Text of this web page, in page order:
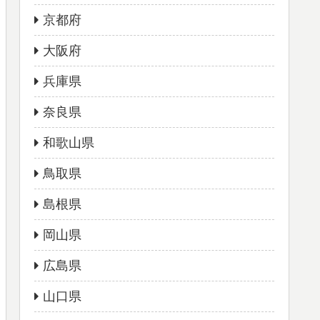
京都府
大阪府
兵庫県
奈良県
和歌山県
鳥取県
島根県
岡山県
広島県
山口県